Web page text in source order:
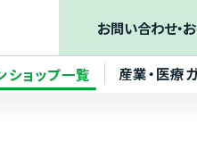
お問い合わせ・
ショップ一覧 産業・医療